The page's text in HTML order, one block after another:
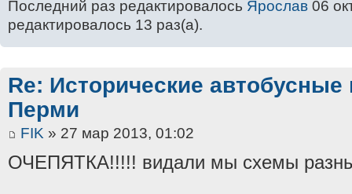
Последний раз редактировалось Ярослав 06
редактировалось 13 раз(а).
Re: Исторические
Перми
FIK » 27 мар 2013, 01:02
ОЧЕПЯТКА!!!!! видали мы схемы